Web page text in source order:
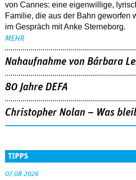
von Cannes: eine eigenwillige,
Familie, die aus der Bahn
im Gespräch mit Anke Sterneborg.
MEHR
Nahaufnahme von Bárbara
80 Jahre DEFA
Christopher Nolan – Was
TIPPS
07.08.2026